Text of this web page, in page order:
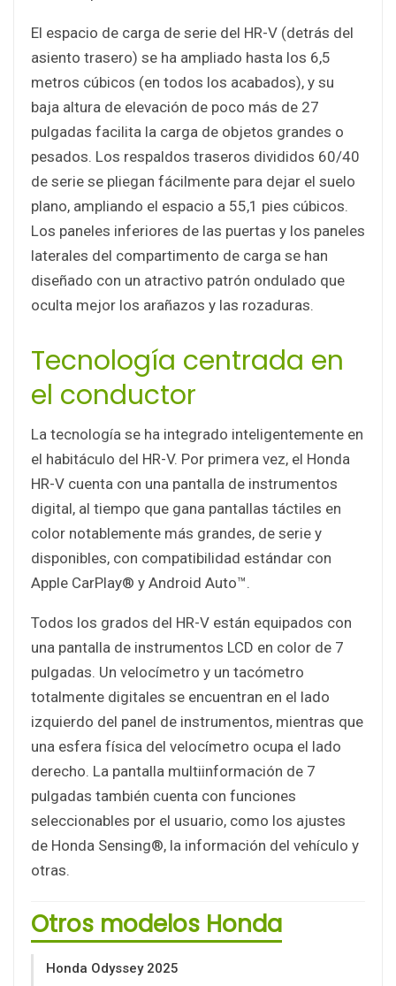
El espacio de carga de serie del HR-V (detrás del
asiento trasero) se ha ampliado hasta los 6,5
metros cúbicos (en todos los acabados), y su
baja altura de elevación de poco más de 27
pulgadas facilita la carga de objetos grandes o
pesados. Los respaldos traseros divididos 60/40
de serie se pliegan fácilmente para dejar el suelo
plano, ampliando el espacio a 55,1 pies cúbicos.
Los paneles inferiores de las puertas y los paneles
laterales del compartimento de carga se han
diseñado con un atractivo patrón ondulado que
oculta mejor los arañazos y las rozaduras.
Tecnología centrada en
el conductor
La tecnología se ha integrado inteligentemente en
el habitáculo del HR-V. Por primera vez, el Honda
HR-V cuenta con una pantalla de instrumentos
digital, al tiempo que gana pantallas táctiles en
color notablemente más grandes, de serie y
disponibles, con compatibilidad estándar con
Apple CarPlay® y Android Auto™.
Todos los grados del HR-V están equipados con
una pantalla de instrumentos LCD en color de 7
pulgadas. Un velocímetro y un tacómetro
totalmente digitales se encuentran en el lado
izquierdo del panel de instrumentos, mientras que
una esfera física del velocímetro ocupa el lado
derecho. La pantalla multiinformación de 7
pulgadas también cuenta con funciones
seleccionables por el usuario, como los ajustes
de Honda Sensing®, la información del vehículo y
otras.
Otros modelos Honda
Honda Odyssey 2025